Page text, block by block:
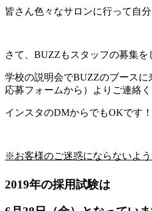
皆さん色々なサロンに行って自
さて、BUZZもスタッフの募集を
学校の説明会でBUZZのブース
応募フォームから）よりご連絡く
インスタのDMからでもOKです！
※お客様のご迷惑にならないよ
2019年の採用試験は